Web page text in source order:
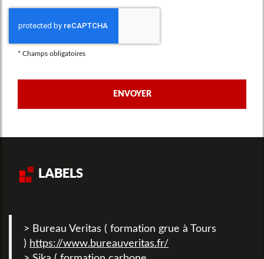
* Champs obligatoires
LABELS
> Bureau Veritas ( formation grue à Tours
) https://www.bureauveritas.fr/